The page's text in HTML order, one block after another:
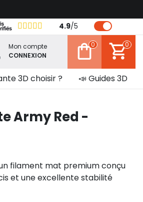
4.9/5
Mon compte
CONNEXION
0 0
3D choisir ? 📣 Guides 3D
Army Red -
filament mat premium conçu
et une excellente stabilité